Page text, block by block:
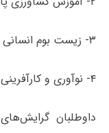
۳- زیست بوم انسانی کشاورزی
۴- نوآوری و کارآفرینی کشاورزی
داوطلبان